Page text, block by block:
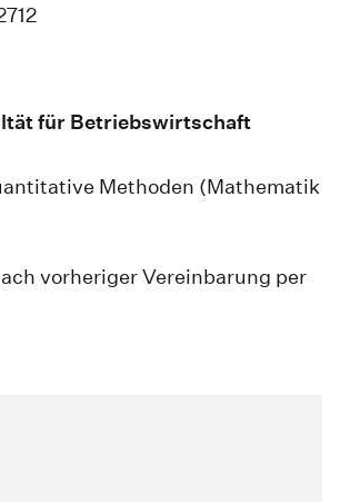
für Betriebswirtschaft
Methoden (Mathematik
vorheriger Vereinbarung per